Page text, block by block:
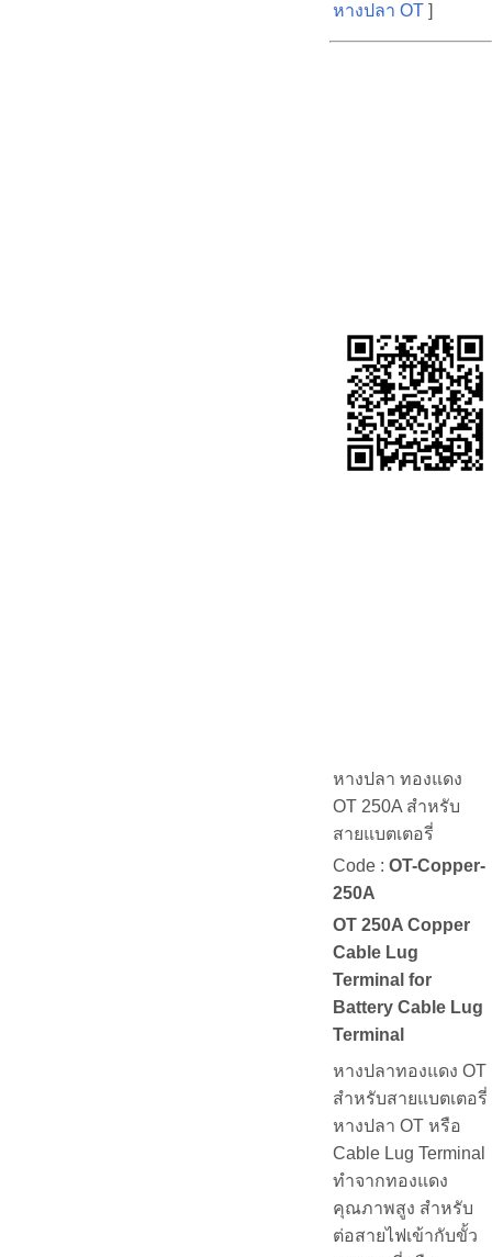
หางปลา OT ]
หางปลา ทองแดง
OT 250A สำหรับ
สายแบตเตอรี่
Code : OT-Copper-
250A
OT 250A Copper
Cable Lug
Terminal for
Battery Cable Lug
Terminal
หางปลาทองแดง OT
สำหรับสายแบตเตอรี่
หางปลา OT หรือ
Cable Lug Terminal
ทำจากทองแดง
คุณภาพสูง สำหรับ
ต่อสายไฟเข้ากับขั้ว